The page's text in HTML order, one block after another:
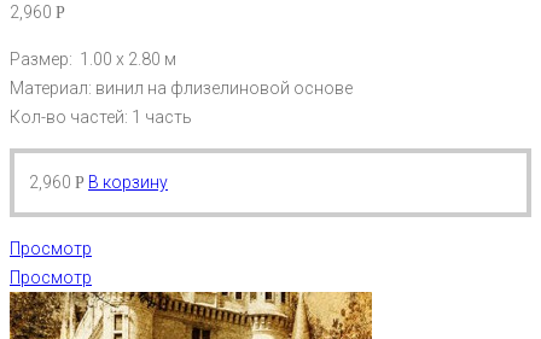
2,960 Р
Размер: 1.00 х 2.80 м
Материал: винил на флизелиновой основе
Кол-во частей: 1 часть
2,960 Р В корзину
Просмотр
Просмотр